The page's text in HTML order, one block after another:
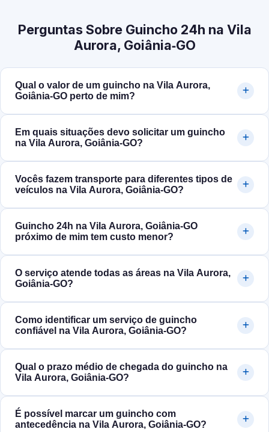
Perguntas Sobre Guincho 24h na Vila
Aurora, Goiânia‑GO
Qual o valor de um guincho na Vila Aurora,
Goiânia‑GO perto de mim?
Em quais situações devo solicitar um guincho
na Vila Aurora, Goiânia‑GO?
Vocês fazem transporte para diferentes tipos de
veículos na Vila Aurora, Goiânia‑GO?
Guincho 24h na Vila Aurora, Goiânia‑GO
próximo de mim tem custo menor?
O serviço atende todas as áreas na Vila Aurora,
Goiânia‑GO?
Como identificar um serviço de guincho
confiável na Vila Aurora, Goiânia‑GO?
Qual o prazo médio de chegada do guincho na
Vila Aurora, Goiânia‑GO?
É possível marcar um guincho com
antecedência na Vila Aurora, Goiânia‑GO?